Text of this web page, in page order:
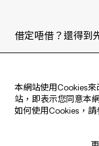
本網站使用Cookies
站，即表示您同意本
如何使用Cookies，請
借定唔借？還得到
Live every